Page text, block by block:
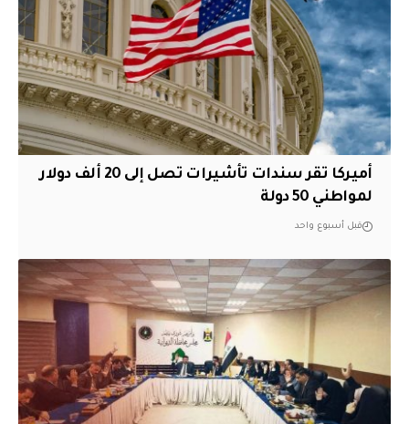
أميركا تقر سندات تأشيرات تصل إلى 20 ألف دولار
لمواطني 50 دولة
قبل أسبوع واحد